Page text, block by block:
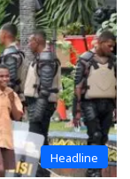
Headline